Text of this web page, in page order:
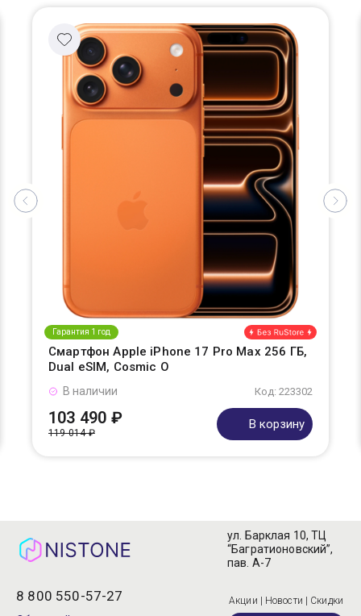
Гарантия 1 год
Смартфон Apple iPhone 17 Pro Max 256 ГБ,
Dual eSIM, Cosmic O
Код: 223302
В наличии
103 490 ₽
119 014 ₽
В корзину
8 800 550-57-27
ул. Барклая 10, ТЦ
“Багратионовский”,
пав. А-7
Акции | Новости | Скидки